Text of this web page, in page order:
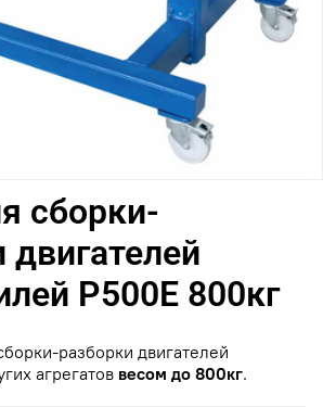
сборки-
двигателей
Р500Е 800кг
разборки двигателей
агрегатов весом до 800кг.